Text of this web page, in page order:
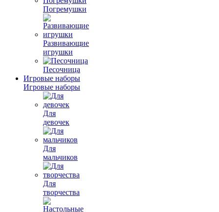
Погремушки
Развивающие
игрушки
Песочница
Игровые наборы
Игровые наборы
Для
девочек
Для
мальчиков
Для
творчества